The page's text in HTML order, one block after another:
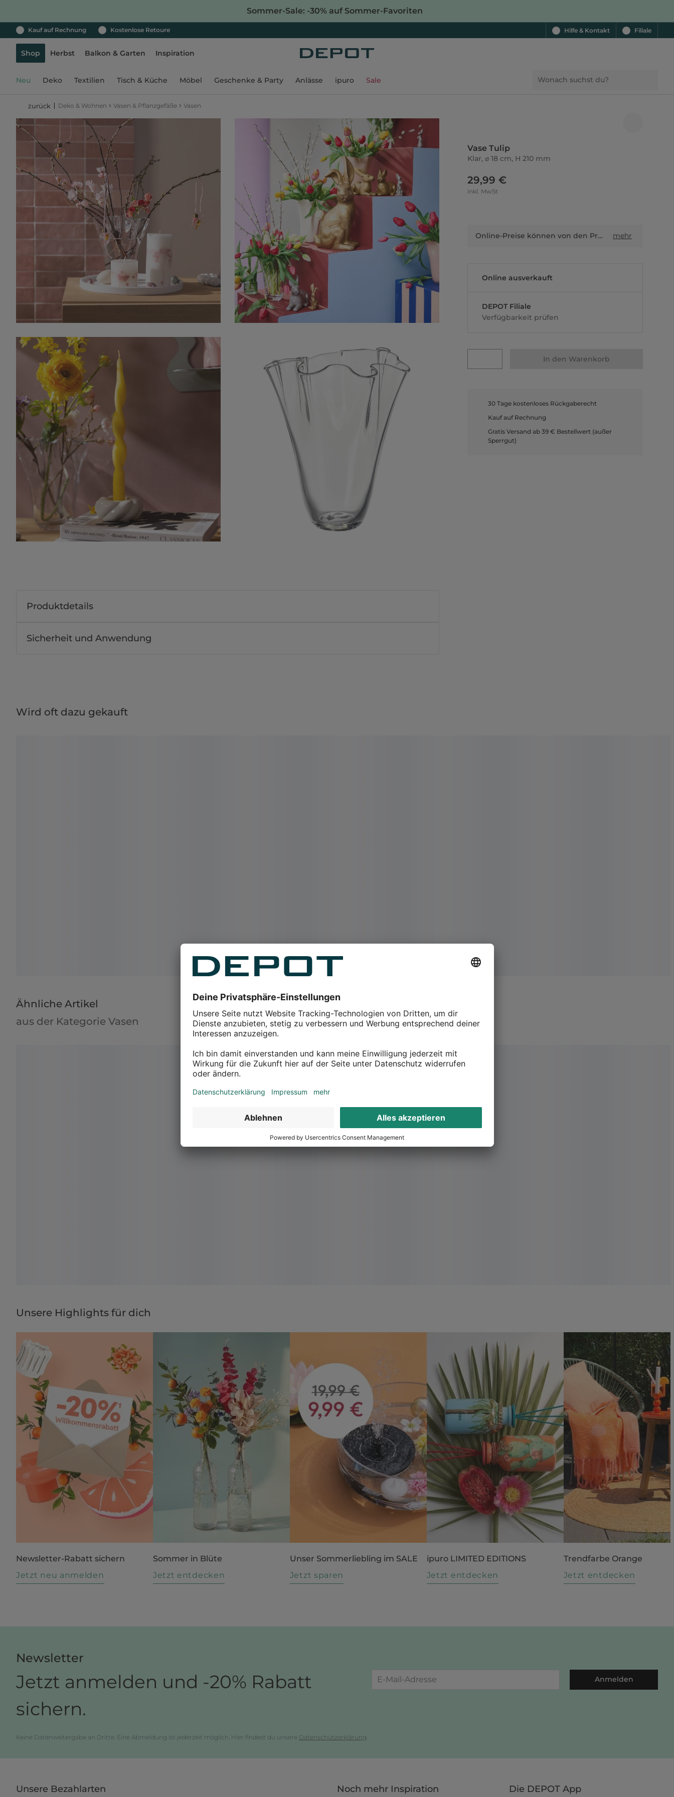
Sommer-Sale: -30% auf Sommer-Favoriten
Kauf auf Rechnung Kostenlose Retoure Hilfe & Kontakt Filiale
Shop Herbst Balkon & Garten Inspiration
Neu Deko Textilien Tisch & Küche Möbel Geschenke & Party Anlässe ipuro Sale
zurück Deko & Wohnen › Vasen & Pflanzgefäße › Vasen
Vase Tulip
Klar, ⌀ 18 cm, H 210 mm
29,99 €
inkl. MwSt
Online-Preise können von den Preisen in Filialen sowie Shop-in-Shop-Flächen abweichen. mehr
Online ausverkauft
DEPOT Filiale
Verfügbarkeit prüfen
In den Warenkorb
30 Tage kostenloses Rückgaberecht
Kauf auf Rechnung
Gratis Versand ab 39 € Bestellwert (außer
Sperrgut)
Produktdetails
Sicherheit und Anwendung
Wird oft dazu gekauft
Ähnliche Artikel
aus der Kategorie Vasen
Unsere Highlights für dich
Newsletter-Rabatt sichern
Jetzt neu anmelden
Sommer in Blüte
Jetzt entdecken
Unser Sommerliebling im SALE
Jetzt sparen
ipuro LIMITED EDITIONS
Jetzt entdecken
Trendfarbe Orange
Jetzt entdecken
Newsletter
Jetzt anmelden und -20% Rabatt
sichern.
Anmelden
Keine Datenweitergabe an Dritte. Eine Abmeldung ist jederzeit möglich. Hier findest du unsere Datenschutzerklärung.
Unsere Bezahlarten Noch mehr Inspiration Die DEPOT App